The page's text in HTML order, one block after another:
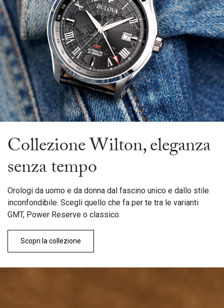
Collezione Wilton, eleganza
senza tempo
Orologi da uomo e da donna dal fascino unico e dallo stile
inconfondibile. Scegli quello che fa per te tra le varianti
GMT, Power Reserve o classico.
Scopri la collezione